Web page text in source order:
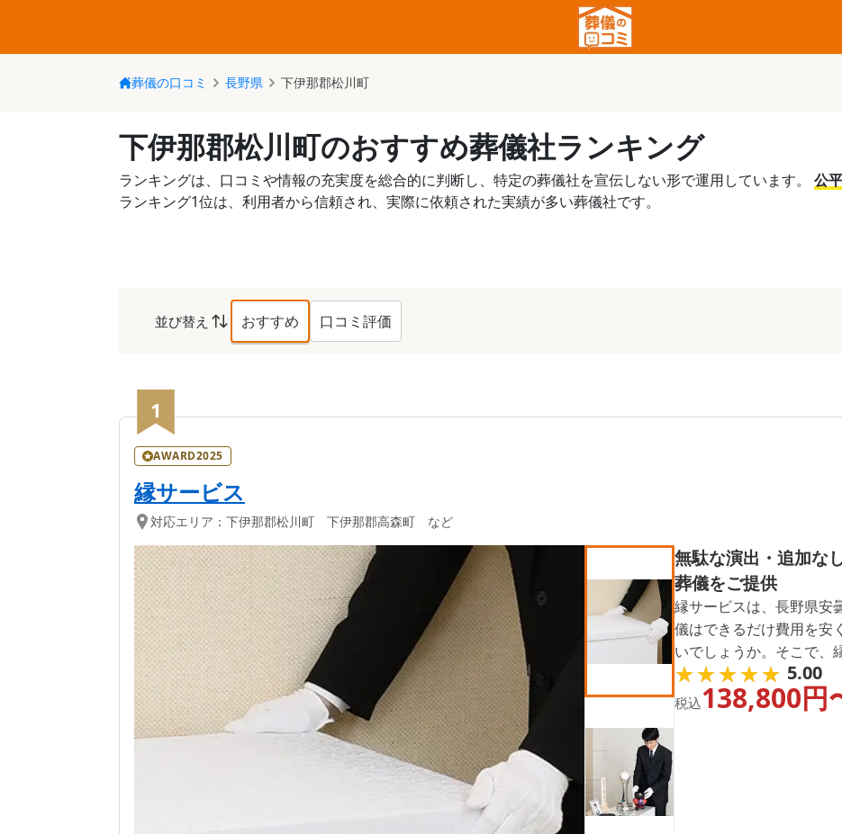
葬儀の口コミ 長野県 下伊那郡松川町
下伊那郡松川町のおすすめ葬儀社ランキング
ランキングは、口コミや情報の充実度を総合的に判断し、特定の葬儀社を宣伝しない形で運用しています。 公
ランキング1位は、利用者から信頼され、実際に依頼された実績が多い葬儀社です。
並び替え おすすめ 口コミ評価
下伊那郡松川町
1
AWARD2025
縁サービス
対応エリア： 下伊那郡松川町 下伊那郡高森町 など
無駄な演出・追加な
葬儀をご提供
縁サービスは、長野県安
儀はできるだけ費用を安
いでしょうか。そこで、
選し、シンプルかつ低予
す。コロナ感染者の方や
★★★★★
★★★★★ 5.00
税込138,800円